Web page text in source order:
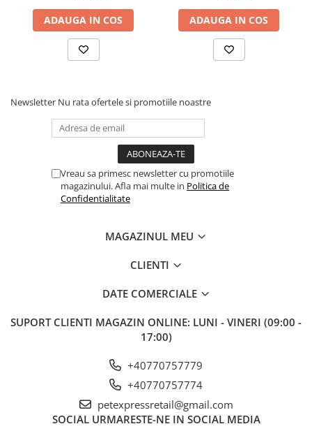
ADAUGA IN COS ADAUGA IN COS
Newsletter Nu rata ofertele si promotiile noastre
Vreau sa primesc newsletter cu promotiile
magazinului. Afla mai multe in Politica de
Confidentialitate
MAGAZINUL MEU
CLIENTI
DATE COMERCIALE
SUPORT CLIENTI MAGAZIN ONLINE: LUNI - VINERI (09:00 -
17:00)
+40770757779
+40770757774
petexpressretail@gmail.com
SOCIAL URMARESTE-NE IN SOCIAL MEDIA